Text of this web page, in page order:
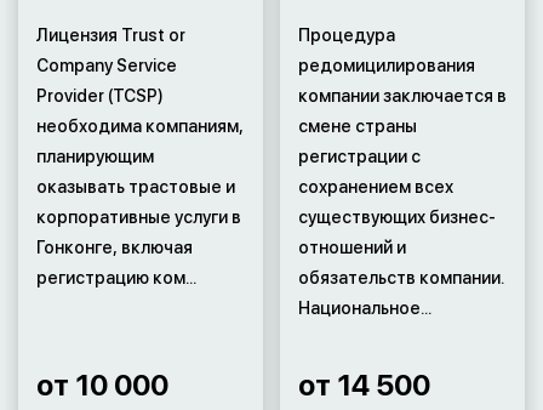
Лицензия Trust or
Company Service
Provider (TCSP)
необходима компаниям,
планирующим
оказывать трастовые и
корпоративные услуги в
Гонконге, включая
регистрацию ком...
от 10 000
Процедура
редомицилирования
компании заключается в
смене страны
регистрации с
сохранением всех
существующих бизнес-
отношений и
обязательств компании.
Национальное...
от 14 500